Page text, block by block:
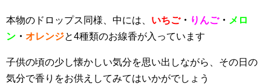
本物のドロップス同様、中には、 いちご・ りんご・ メロ
ン ・ オレンジと4種類のお線香が入っています
子供の頃の少し懐かしい気分を思い出しながら、その日の
気分で香りをお供えしてみてはいかがでしょう